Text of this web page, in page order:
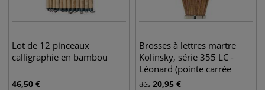
Lot de 12 pinceaux
calligraphie en bambou
46,50 €
Brosses à lettres martre
Kolinsky, série 355 LC -
Léonard (pointe carrée
large)
dès 20,95 €